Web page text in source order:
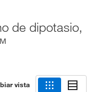
de dipotasio,
vista